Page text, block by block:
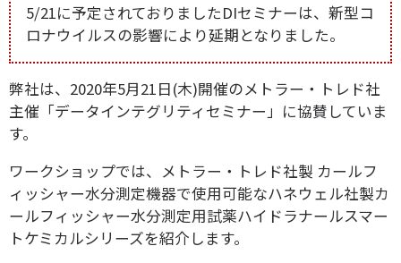
5/21に予定されておりましたDIセミナーは、新型コ
ロナウイルスの影響により延期となりました。
弊社は、2020年5月21日(木)開催のメトラー・トレド社
主催「データインテグリティセミナー」に協賛していま
す。
ワークショップでは、メトラー・トレド社製 カールフ
ィッシャー水分測定機器で使用可能なハネウェル社製カ
ールフィッシャー水分測定用試薬ハイドラナールスマー
トケミカルシリーズを紹介します。